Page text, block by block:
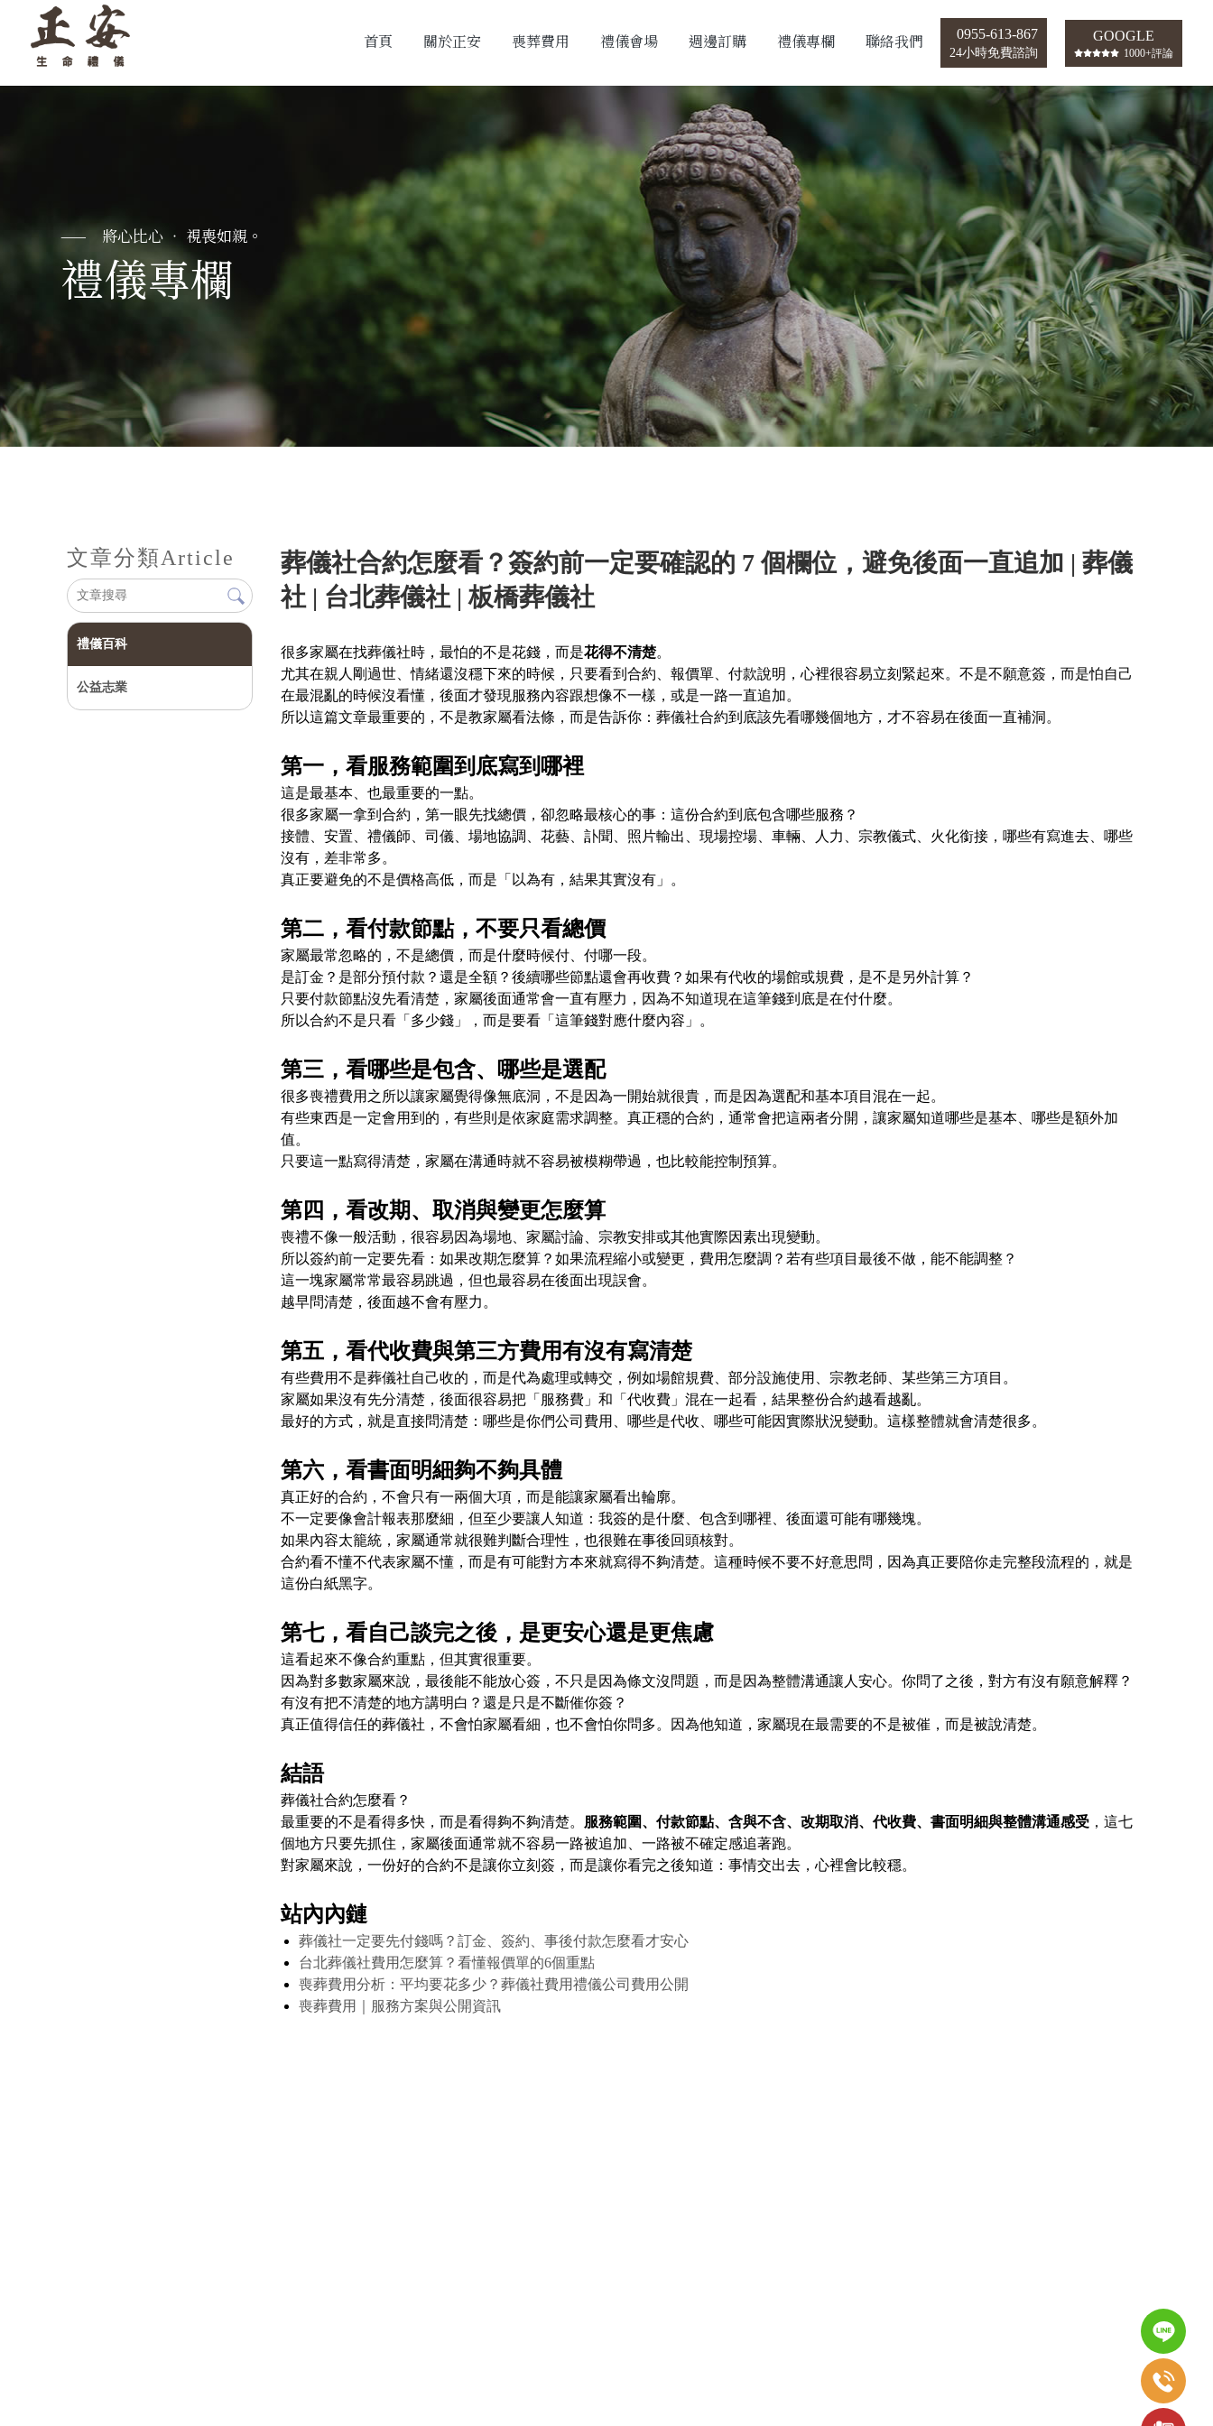
首頁 關於正安 喪葬費用 禮儀會場 週邊訂購 禮儀專欄 聯絡我們 0955-613-867
24小時免費諮詢
GOOGLE
1000+評論
禮儀專欄
文章分類Article
禮儀百科
公益志業
葬儀社合約怎麼看？簽約前一定要確認的 7 個欄位，避免後面一直追加 | 葬儀
社 | 台北葬儀社 | 板橋葬儀社
很多家屬在找葬儀社時，最怕的不是花錢，而是花得不清楚。
尤其在親人剛過世、情緒還沒穩下來的時候，只要看到合約、報價單、付款說明，心裡很容易立刻緊起來。不是不願意簽，而是怕自己
在最混亂的時候沒看懂，後面才發現服務內容跟想像不一樣，或是一路一直追加。
所以這篇文章最重要的，不是教家屬看法條，而是告訴你：葬儀社合約到底該先看哪幾個地方，才不容易在後面一直補洞。
第一，看服務範圍到底寫到哪裡
這是最基本、也最重要的一點。
很多家屬一拿到合約，第一眼先找總價，卻忽略最核心的事：這份合約到底包含哪些服務？
接體、安置、禮儀師、司儀、場地協調、花藝、訃聞、照片輸出、現場控場、車輛、人力、宗教儀式、火化銜接，哪些有寫進去、哪些
沒有，差非常多。
真正要避免的不是價格高低，而是「以為有，結果其實沒有」。
第二，看付款節點，不要只看總價
家屬最常忽略的，不是總價，而是什麼時候付、付哪一段。
是訂金？是部分預付款？還是全額？後續哪些節點還會再收費？如果有代收的場館或規費，是不是另外計算？
只要付款節點沒先看清楚，家屬後面通常會一直有壓力，因為不知道現在這筆錢到底是在付什麼。
所以合約不是只看「多少錢」，而是要看「這筆錢對應什麼內容」。
第三，看哪些是包含、哪些是選配
很多喪禮費用之所以讓家屬覺得像無底洞，不是因為一開始就很貴，而是因為選配和基本項目混在一起。
有些東西是一定會用到的，有些則是依家庭需求調整。真正穩的合約，通常會把這兩者分開，讓家屬知道哪些是基本、哪些是額外加
值。
只要這一點寫得清楚，家屬在溝通時就不容易被模糊帶過，也比較能控制預算。
第四，看改期、取消與變更怎麼算
喪禮不像一般活動，很容易因為場地、家屬討論、宗教安排或其他實際因素出現變動。
所以簽約前一定要先看：如果改期怎麼算？如果流程縮小或變更，費用怎麼調？若有些項目最後不做，能不能調整？
這一塊家屬常常最容易跳過，但也最容易在後面出現誤會。
越早問清楚，後面越不會有壓力。
第五，看代收費與第三方費用有沒有寫清楚
有些費用不是葬儀社自己收的，而是代為處理或轉交，例如場館規費、部分設施使用、宗教老師、某些第三方項目。
家屬如果沒有先分清楚，後面很容易把「服務費」和「代收費」混在一起看，結果整份合約越看越亂。
最好的方式，就是直接問清楚：哪些是你們公司費用、哪些是代收、哪些可能因實際狀況變動。這樣整體就會清楚很多。
第六，看書面明細夠不夠具體
真正好的合約，不會只有一兩個大項，而是能讓家屬看出輪廓。
不一定要像會計報表那麼細，但至少要讓人知道：我簽的是什麼、包含到哪裡、後面還可能有哪幾塊。
如果內容太籠統，家屬通常就很難判斷合理性，也很難在事後回頭核對。
合約看不懂不代表家屬不懂，而是有可能對方本來就寫得不夠清楚。這種時候不要不好意思問，因為真正要陪你走完整段流程的，就是
這份白紙黑字。
第七，看自己談完之後，是更安心還是更焦慮
這看起來不像合約重點，但其實很重要。
因為對多數家屬來說，最後能不能放心簽，不只是因為條文沒問題，而是因為整體溝通讓人安心。你問了之後，對方有沒有願意解釋？
有沒有把不清楚的地方講明白？還是只是不斷催你簽？
真正值得信任的葬儀社，不會怕家屬看細，也不會怕你問多。因為他知道，家屬現在最需要的不是被催，而是被說清楚。
結語
葬儀社合約怎麼看？
最重要的不是看得多快，而是看得夠不夠清楚。 服務範圍、付款節點、含與不含、改期取消、代收費、書面明細與整體溝通感受 ，這七
個地方只要先抓住，家屬後面通常就不容易一路被追加、一路被不確定感追著跑。
對家屬來說，一份好的合約不是讓你立刻簽，而是讓你看完之後知道：事情交出去，心裡會比較穩。
站內內鏈
葬儀社一定要先付錢嗎？訂金、簽約、事後付款怎麼看才安心
台北葬儀社費用怎麼算？看懂報價單的6個重點
喪葬費用分析：平均要花多少？葬儀社費用禮儀公司費用公開
喪葬費用｜服務方案與公開資訊